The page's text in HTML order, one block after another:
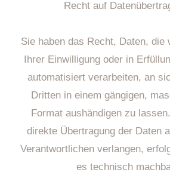
Recht auf
Sie haben das Recht, Daten, die
Ihrer Einwilligung oder in
automatisiert verarbeiten, an
Dritten in einem gängigen,
Format aushändigen zu
direkte Übertragung der Daten
Verantwortlichen verlangen,
es technisch